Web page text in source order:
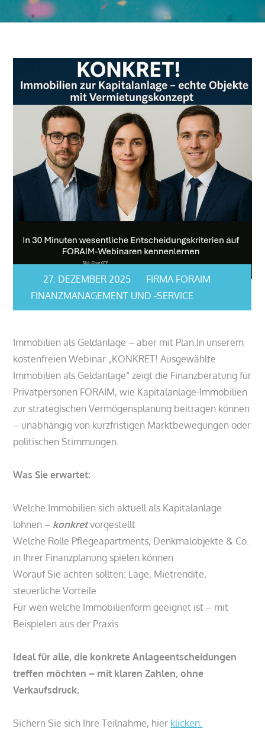
27. DEZEMBER 2025
FIRMA FORAIM
FINANZMANAGEMENT UND -SERVICE
Immobilien als Geldanlage – aber mit Plan.In unserem
kostenfreien Webinar „KONKRET! Ausgewählte
Immobilien als Geldanlage“ zeigt die Finanzberatung für
Privatpersonen FORAIM, wie Kapitalanlage-Immobilien
zur strategischen Vermögensplanung beitragen können
– unabhängig von kurzfristigen Marktbewegungen oder
politischen Stimmungen.
Was Sie erwartet:
Welche Immobilien sich aktuell als Kapitalanlage
lohnen – konkretvorgestellt
Welche Rolle Pflegeapartments, Denkmalobjekte & Co.
in Ihrer Finanzplanung spielen können
Worauf Sie achten sollten: Lage, Mietrendite,
steuerliche Vorteile
Für wen welche Immobilienform geeignet ist – mit
Beispielen aus der Praxis
Ideal für alle, die konkrete Anlageentscheidungen
treffen möchten – mit klaren Zahlen, ohne
Verkaufsdruck.
Sichern Sie sich Ihre Teilnahme, hier klicken.